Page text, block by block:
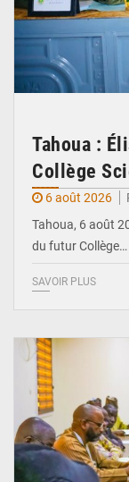
Tahoua :
Collège
6 août 2026
Tahoua, 6 août
du futur Collège…
SAVOIR PLUS